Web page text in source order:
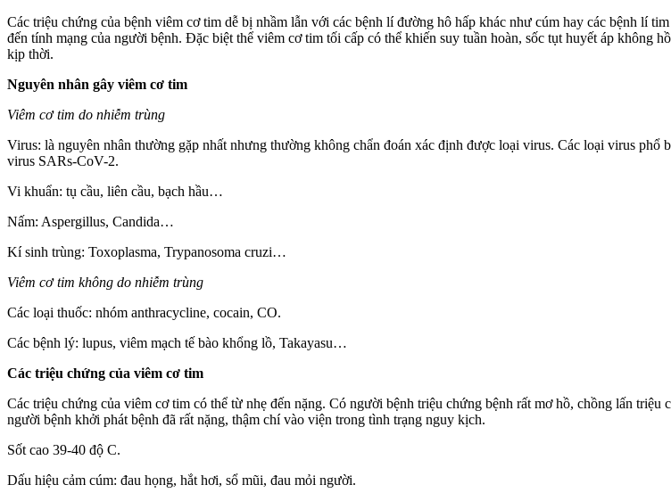
Các triệu chứng của bệnh viêm cơ tim dễ bị nhầm lẫn với các bệnh lí đường hô hấp khác như cúm hay các bệnh lí
đến tính mạng của người bệnh. Đặc biệt thể viêm cơ tim tối cấp có thể khiến suy tuần hoàn, sốc tụt huyết áp
kịp thời.
Nguyên nhân gây viêm cơ tim
Viêm cơ tim do nhiễm trùng
Virus: là nguyên nhân thường gặp nhất nhưng thường không chẩn đoán xác định được loại virus. Các loại virus
virus SARs-CoV-2.
Vi khuẩn: tụ cầu, liên cầu, bạch hầu…
Nấm: Aspergillus, Candida…
Kí sinh trùng: Toxoplasma, Trypanosoma cruzi…
Viêm cơ tim không do nhiễm trùng
Các loại thuốc: nhóm anthracycline, cocain, CO.
Các bệnh lý: lupus, viêm mạch tế bào khổng lồ, Takayasu…
Các triệu chứng của viêm cơ tim
Các triệu chứng của viêm cơ tim có thể từ nhẹ đến nặng. Có người bệnh triệu chứng bệnh rất mơ hồ, chồng lấn
người bệnh khởi phát bệnh đã rất nặng, thậm chí vào viện trong tình trạng nguy kịch.
Sốt cao 39-40 độ C.
Dấu hiệu cảm cúm: đau họng, hắt hơi, sổ mũi, đau mỏi người.